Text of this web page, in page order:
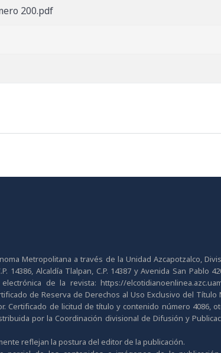
200.pdf
Metropolitana a través de la Unidad Azcapotzalco,
14386, Alcaldía Tlalpan, C.P. 14387 y Avenida San Pablo
de la revista: https://
de Reserva de Derechos al Uso Exclusivo del Título
Certificado de licitud de título y contenido número 4086,
por la Coordinación divisional de Difusión y
reflejan la postura del editor de la publicación.